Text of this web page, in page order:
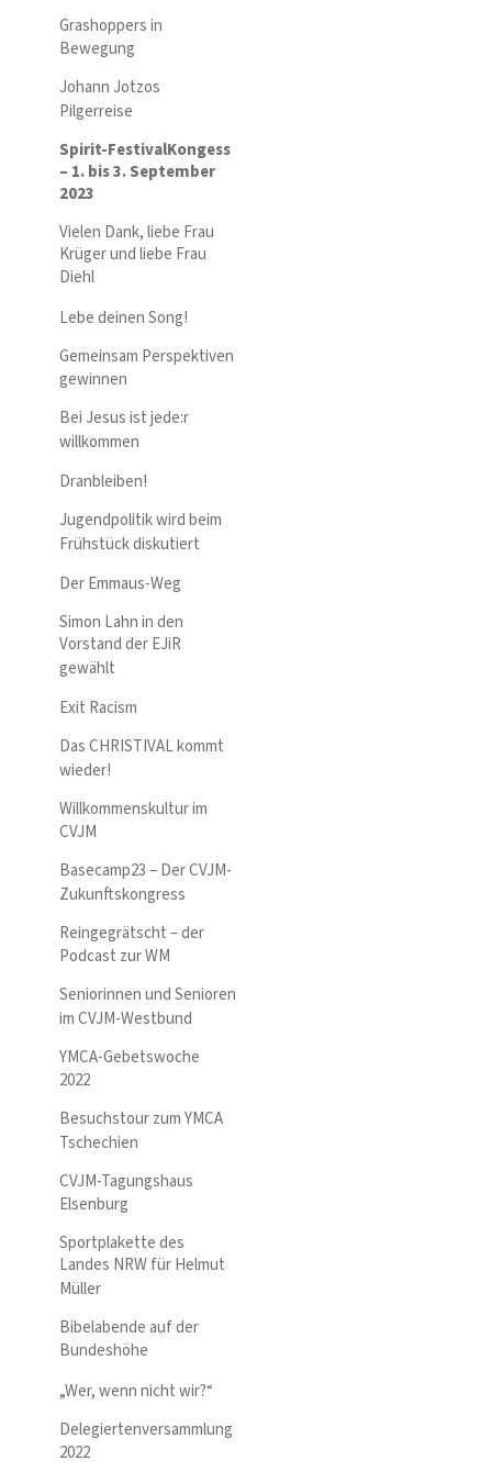
Grashoppers in
Bewegung
Johann Jotzos
Pilgerreise
Spirit-FestivalKongess
– 1. bis 3. September
2023
Vielen Dank, liebe Frau
Krüger und liebe Frau
Diehl
Lebe deinen Song!
Gemeinsam Perspektiven
gewinnen
Bei Jesus ist jede:r
willkommen
Dranbleiben!
Jugendpolitik wird beim
Frühstück diskutiert
Der Emmaus-Weg
Simon Lahn in den
Vorstand der EJiR
gewählt
Exit Racism
Das CHRISTIVAL kommt
wieder!
Willkommenskultur im
CVJM
Basecamp23 – Der CVJM-
Zukunftskongress
Reingegrätscht – der
Podcast zur WM
Seniorinnen und Senioren
im CVJM-Westbund
YMCA-Gebetswoche
2022
Besuchstour zum YMCA
Tschechien
CVJM-Tagungshaus
Elsenburg
Sportplakette des
Landes NRW für Helmut
Müller
Bibelabende auf der
Bundeshöhe
„Wer, wenn nicht wir?“
Delegiertenversammlung
2022